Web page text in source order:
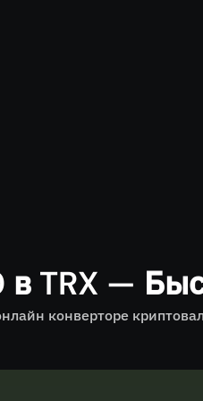
в TRX —
конверторе